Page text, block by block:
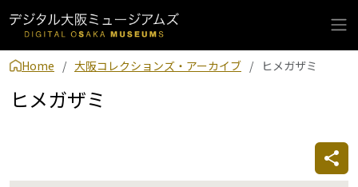
Home 大阪コレクションズ・アーカイブ ヒメガザミ
ヒメガザミ